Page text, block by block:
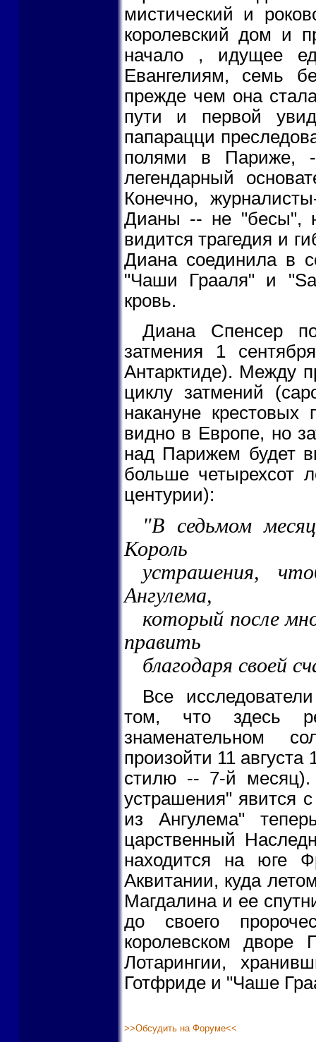
мистический и
королевский дом и
начало , идущее
Евангелиям, семь
прежде чем она
пути и первой
папарацци
полями в Париже,
легендарный
Конечно,
Дианы -- не "бесы",
видится трагедия и
Диана соединила в
"Чаши Грааля" и
кровь.
Диана Спенсер
затмения 1
Антарктиде). Между
циклу затмений
накануне
видно в Европе, но
над Парижем будет
больше четырехсот
центурии):
"В седьмом
Король
устрашения,
Ангулема,
который после
править
благодаря своей
Все
том, что здесь
знаменательном
произойти 11
стилю -- 7-й
устрашения" явится
из Ангулема"
царственный
находится на юге
Аквитании, куда
Магдалина и ее
до своего
королевском
Лотарингии,
Готфриде и "Чаше
>>Обсудить на Форуме<<